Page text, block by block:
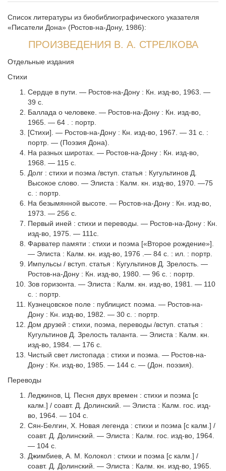
Список литературы из биобиблиографического указателя
«Писатели Дона» (Ростов-на-Дону, 1986):
ПРОИЗВЕДЕНИЯ В. А. СТРЕЛКОВА
Отдельные издания
Стихи
Сердце в пути. — Ростов-на-Дону : Кн. изд-во, 1963. —
39 с.
Баллада о человеке. — Ростов-на-Дону : Кн. изд-во,
1965. — 64 . : портр.
[Стихи]. — Ростов-на-Дону : Кн. изд-во, 1967. — 31 с. :
портр. — (Поэзия Дона).
На разных широтах. — Ростов-на-Дону : Кн. изд-во,
1968. — 115 с.
Долг : стихи и поэма /вступ. статья : Кугультинов Д.
Высокое слово. — Элиста : Калм. кн. изд-во, 1970. —75
с. : портр.
На безымянной высоте. — Ростов-на-Дону : Кн. изд-во,
1973. — 256 с.
Первый иней : стихи и переводы. — Ростов-на-Дону : Кн.
изд-во, 1975. — 111с.
Фарватер памяти : стихи и поэма [«Второе рождение»].
— Элиста : Калм. кн. изд-во, 1976 .— 84 с. : ил. : портр.
Импульсы / вступ. статья : Кугультинов Д. Зрелость. —
Ростов-на-Дону : Кн. изд-во, 1980. — 96 с. : портр.
Зов горизонта. — Элиста : Калм. кн. изд-во, 1981. — 110
с. : портр.
Кузнецовское поле : публицист. поэма. — Ростов-на-
Дону : Кн. изд-во, 1982. — 30 с. : портр.
Дом друзей : стихи, поэма, переводы /вступ. статья :
Кугультинов Д. Зрелость таланта. — Элиста : Калм. кн.
изд-во, 1984. — 176 с.
Чистый свет листопада : стихи и поэма. — Ростов-на-
Дону : Кн. изд-во, 1985. — 144 с. — (Дон. поэзия).
Переводы
Леджинов, Ц. Песня двух времен : стихи и поэма [с
калм.] / соавт. Д. Долинский. — Элиста : Калм. гос. изд-
во, 1964. — 104 с.
Сян-Белгин, X. Новая легенда : стихи и поэма [с калм.] /
соавт. Д. Долинский. — Элиста : Калм. гос. изд-во, 1964.
— 104 с.
Джимбиев, А. М. Колокол : стихи и поэма [с калм.] /
соавт. Д. Долинский. — Элиста : Калм. кн. изд-во, 1965.